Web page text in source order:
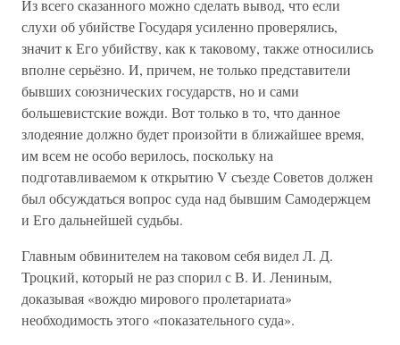
Из всего сказанного можно сделать вывод, что если
слухи об убийстве Государя усиленно проверялись,
значит к Его убийству, как к таковому, также относились
вполне серьёзно. И, причем, не только представители
бывших союзнических государств, но и сами
большевистские вожди. Вот только в то, что данное
злодеяние должно будет произойти в ближайшее время,
им всем не особо верилось, поскольку на
подготавливаемом к открытию V съезде Советов должен
был обсуждаться вопрос суда над бывшим Самодержцем
и Его дальнейшей судьбы.
Главным обвинителем на таковом себя видел Л. Д.
Троцкий, который не раз спорил с В. И. Лениным,
доказывая «вождю мирового пролетариата»
необходимость этого «показательного суда».